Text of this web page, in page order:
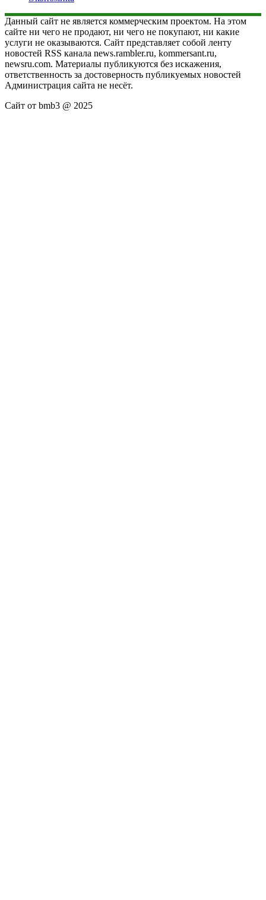
Данный сайт не является коммерческим проектом. На этом
сайте ни чего не продают, ни чего не покупают, ни какие
услуги не оказываются. Сайт представляет собой ленту
новостей RSS канала news.rambler.ru, kommersant.ru,
newsru.com. Материалы публикуются без искажения,
ответственность за достоверность публикуемых новостей
Администрация сайта не несёт.
Сайт от bmb3 @ 2025